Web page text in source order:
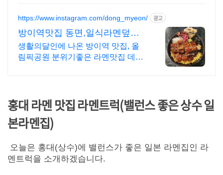
https://www.instagram.com/dong_myeon/ 광고
방이역맛집 동면,일식라멘덮밥
소문난 맛집
생활의달인에 나온 방이역 맛집, 올
림픽공원 분위기좋은 라멘맛집 데이
홍대 라멘 맛집 라멘트럭(밸런스 좋은 상수 일
본라멘집)
오늘은 홍대(상수)에 밸런스가 좋은 일본 라멘집인 라
멘트럭을 소개하겠습니다.